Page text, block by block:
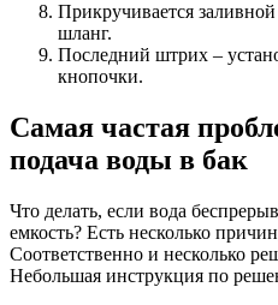
Прикручивается
шланг.
Последний штрих –
кнопочки.
Самая частая
подача воды в бак
Что делать, если вода
емкость? Есть несколько
Соответственно и несколько
Небольшая инструкция по